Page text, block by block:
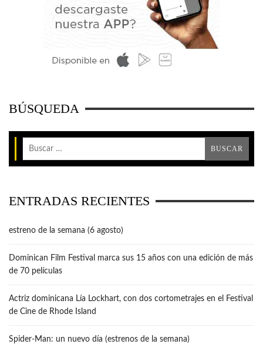
BÚSQUEDA
ENTRADAS RECIENTES
estreno de la semana (6 agosto)
Dominican Film Festival marca sus 15 años con una edición de más
de 70 películas
Actriz dominicana Lía Lockhart, con dos cortometrajes en el Festival
de Cine de Rhode Island
Spider-Man: un nuevo día (estrenos de la semana)